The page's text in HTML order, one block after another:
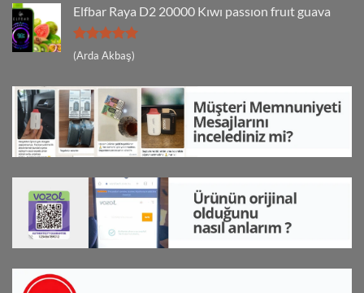
Elfbar Raya D2 20000 Kıwı passıon fruıt guava
5 üzerinden
5
(Arda Akbaş)